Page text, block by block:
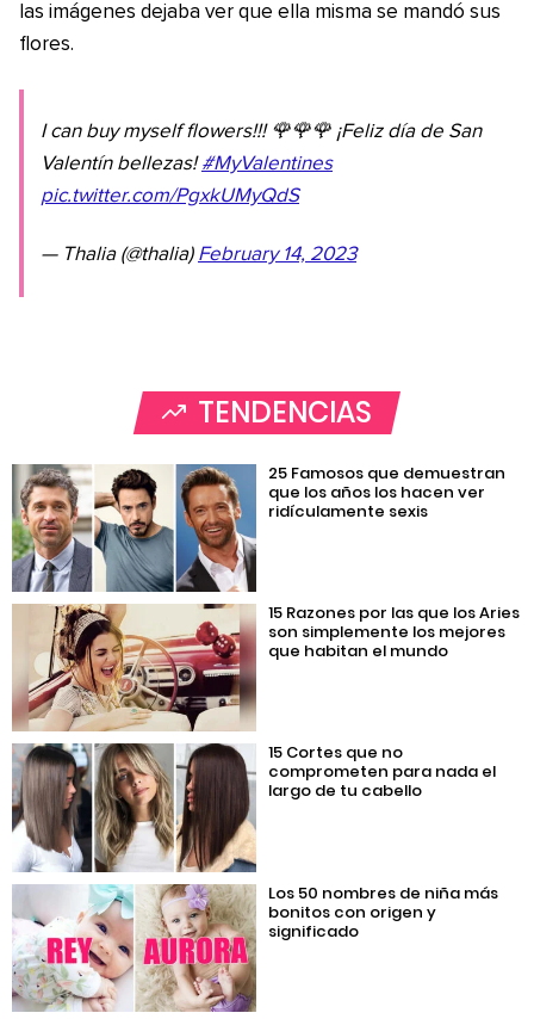
las imágenes dejaba ver que ella misma se mandó sus
flores.
I can buy myself flowers!!! 🌹🌹🌹 ¡Feliz día de San
Valentín bellezas!#MyValentines
pic.twitter.com/PgxkUMyQdS
— Thalia (@thalia) February 14, 2023
TENDENCIAS
25 Famosos que demuestran
que los años los hacen ver
ridículamente sexis
15 Razones por las que los Aries
son simplemente los mejores
que habitan el mundo
15 Cortes que no
comprometen para nada el
largo de tu cabello
Los 50 nombres de niña más
bonitos con origen y
significado